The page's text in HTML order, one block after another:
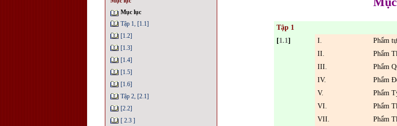
Mục lục
Tập 1, [1.1]
[1.2]
[1.3]
[1.4]
[1.5]
[1.6]
Tập 2, [2.1]
[2.2]
[ 2.3 ]
Tập 1
[1.1] I.
Phẩm
II.
Phẩm
III.
Phẩm
IV.
Phẩm
V.
Phẩm
VI.
Phẩm
VII.
Phẩm